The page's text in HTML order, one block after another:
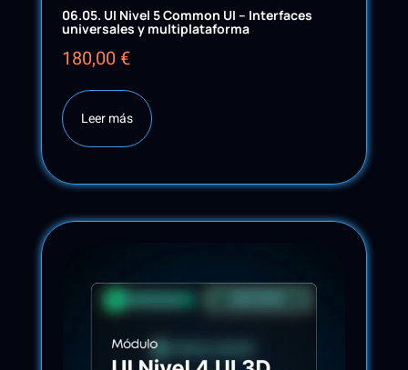
06.05. UI Nivel 5 Common UI – Interfaces
universales y multiplataforma
180,00 €
Leer más